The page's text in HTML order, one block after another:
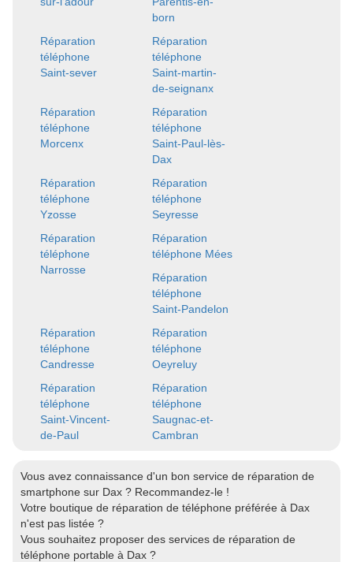
born
Réparation
téléphone
Saint-sever
Réparation
téléphone
Saint-martin-
de-seignanx
Réparation
téléphone
Morcenx
Réparation
téléphone
Saint-Paul-lès-
Dax
Réparation
téléphone
Yzosse
Réparation
téléphone
Seyresse
Réparation
téléphone
Narrosse
Réparation
téléphone Mées
Réparation
téléphone
Saint-Pandelon
Réparation
téléphone
Candresse
Réparation
téléphone
Oeyreluy
Réparation
téléphone
Saint-Vincent-
de-Paul
Réparation
téléphone
Saugnac-et-
Cambran
Vous avez connaissance d'un bon service de réparation de
smartphone sur Dax ? Recommandez-le !
Votre boutique de réparation de téléphone préférée à Dax
n'est pas listée ?
Vous souhaitez proposer des services de réparation de
téléphone portable à Dax ?